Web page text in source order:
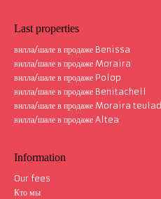
Last properties
вилла/шале в продаже Benissa
вилла/шале в продаже Moraira
вилла/шале в продаже Polop
вилла/шале в продаже Benitachell
вилла/шале в продаже Moraira
вилла/шале в продаже Altea
Information
Our fees
Кто мы